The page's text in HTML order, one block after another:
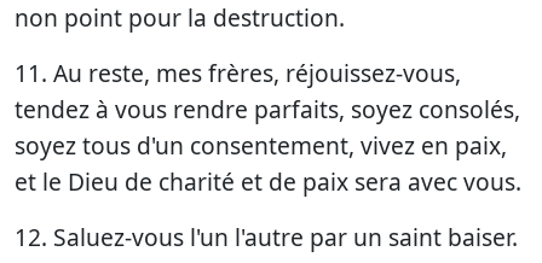
non point pour la destruction.
11. Au reste, mes frères, réjouissez-vous,
tendez à vous rendre parfaits, soyez consolés,
soyez tous d'un consentement, vivez en paix,
et le Dieu de charité et de paix sera avec vous.
12. Saluez-vous l'un l'autre par un saint baiser.